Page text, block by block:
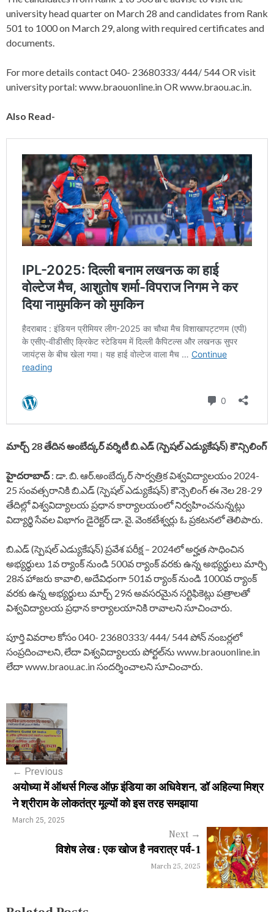
university head quarter on March 28 and candidates from Rank
501 to 1000 on March 29, along with required certificates and
documents.
For more details contact 040- 23680333/ 444/ 544 OR visit
university portal: www.braouonline.in OR www.braou.ac.in.
Also Read-
మార్చ్ 28 తేదిన అంబేద్కర్ వర్శిటీ బి.ఎడ్ (స్పెషల్ ఎడ్యుకేషన్) కౌన్సిలింగ్
హైదరాబాద్: డా. బి. ఆర్.అంబేద్కర్ సార్వత్రిక విశ్వవిద్యాలయం 2024-
25 సంవత్సరానికి బి.ఎడ్ (స్పెషల్ ఎడ్యుకేషన్) కౌన్సెలింగ్ ఈ నెల 28-29
తేదిల్లో విశ్వవిద్యాలయ ప్రధాన కార్యాలయంలో నిర్వహించనున్నట్లు
విద్యార్థి సేవల విభాగం డైరెక్టర్ డా. వై. వెంకటేశ్వర్లు ఓ ప్రకటనలో తెలిపారు.
బి.ఎడ్ (స్పెషల్ ఎడ్యుకేషన్) ప్రవేశ పరీక్ష – 2024లో అర్హత సాధించిన
అభ్యర్థులు 1వ ర్యాంక్ నుండి 500వ ర్యాంక్ వరకు ఉన్న అభ్యర్థులు మార్చి
28న హాజరు కావాలి, అదేవిధంగా 501వ ర్యాంక్ నుండి 1000వ ర్యాంక్
వరకు ఉన్న అభ్యర్థులు మార్చ్ 29న అవసరమైన సర్టిఫికెట్లు పత్రాలతో
విశ్వవిద్యాలయ ప్రధాన కార్యాలయానికి రావాలని సూచించారు.
పూర్తి వివరాల కోసం 040- 23680333/ 444/ 544 పోన్ నంబర్లలో
సంప్రదించాలని, లేదా విశ్వవిద్యాలయ పోర్టల్‌ను www.braouonline.in
లేదా www.braou.ac.in సందర్శించాలని సూచించారు.
P
o
s
n
a
← Previous
अयोध्या में ऑथर्स गिल्ड ऑफ़ इंडिया का अधिवेशन, डॉ अहिल्या मिश्र
ने श्रीराम के लोकतंत्र मूल्यों को इस तरह समझाया
March 25, 2025
Next →
विशेष लेख : एक खोज है नवरात्र पर्व-1
March 25, 2025